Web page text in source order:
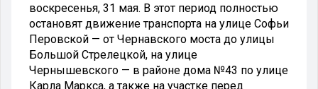
воскресенья, 31 мая. В этот период полностью
остановят движение транспорта на улице Софьи
Перовской — от Чернавского моста до улицы
Большой Стрелецкой, на улице
Чернышевского — в районе дома №43 по улице
Карла Маркса, а также на участке перед